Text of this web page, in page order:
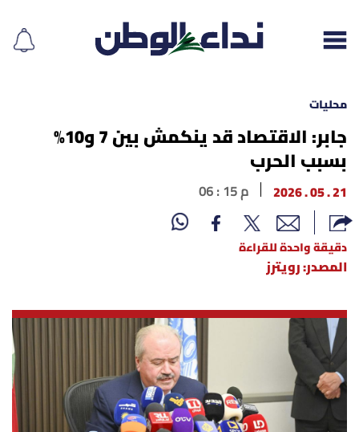
إقرأ الجريدة
لبنان
الغلاف
محليات
أسرار
متفرقات
محليات
جابر: الاقتصاد قد ينكمش بين 7 و10%
بسبب الحرب
21 . 05 . 2026 06 : 15 م
دقيقة واحدة للقراءة
المصدر: رويترز